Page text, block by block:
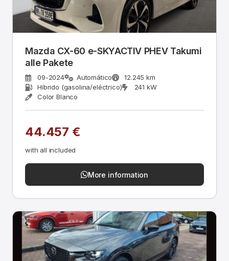
Mazda CX-60 e-SKYACTIV PHEV Takumi
alle Pakete
09-2024 Automático
12.245 km
Híbrido (gasolina/eléctrico)
241 kW
Color Blanco
44.457 €
with all included
More information